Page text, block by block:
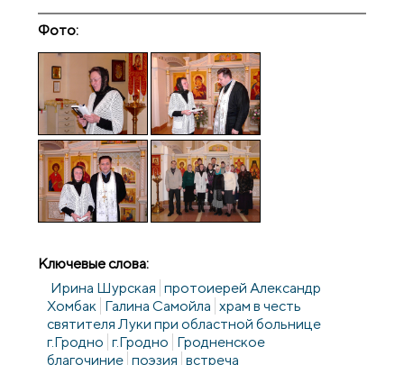
Фото:
Ключевые слова:
Ирина Шурская протоиерей Александр
Хомбак Галина Самойла храм в честь
святителя Луки при областной больнице
г.Гродно г.Гродно Гродненское
благочиние поэзия встреча